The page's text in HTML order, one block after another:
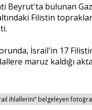
Beyrut'ta bulunan
Filistin
İsrail'in 17
maruz kaldığı
ihlallerini” belgeleyen